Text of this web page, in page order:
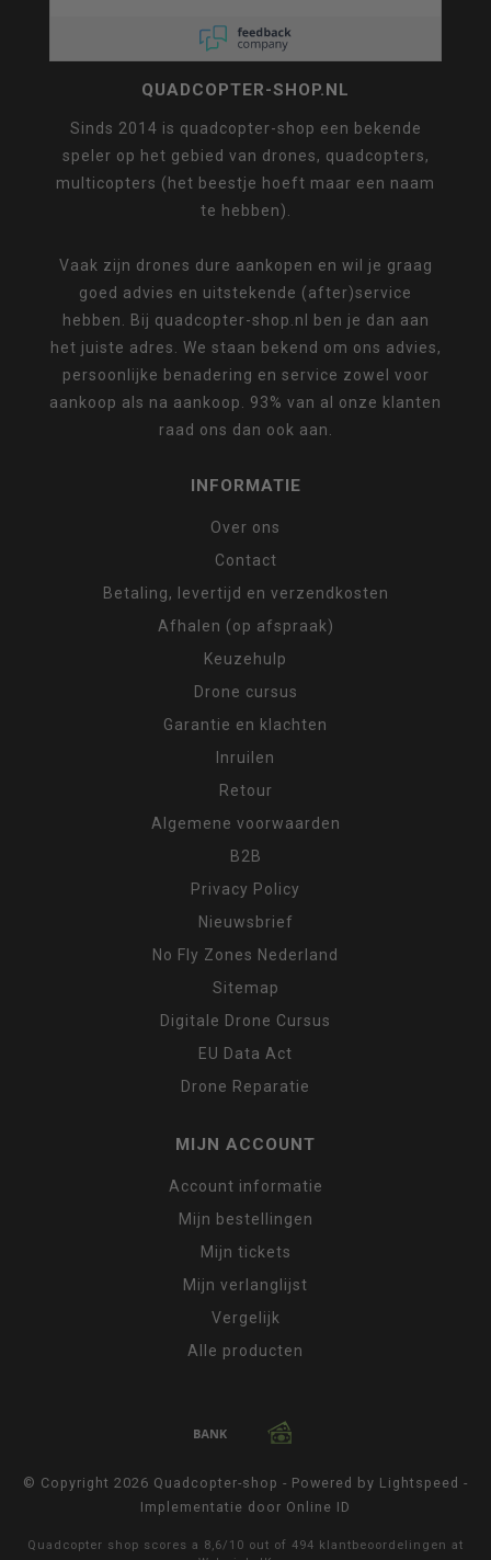
QUADCOPTER-SHOP.NL
Sinds 2014 is quadcopter-shop een bekende
speler op het gebied van drones, quadcopters,
multicopters (het beestje hoeft maar een naam
te hebben).
Vaak zijn drones dure aankopen en wil je graag
goed advies en uitstekende (after)service
hebben. Bij quadcopter-shop.nl ben je dan aan
het juiste adres. We staan bekend om ons advies,
persoonlijke benadering en service zowel voor
aankoop als na aankoop. 93% van al onze klanten
raad ons dan ook aan.
INFORMATIE
Over ons
Contact
Betaling, levertijd en verzendkosten
Afhalen (op afspraak)
Keuzehulp
Drone cursus
Garantie en klachten
Inruilen
Retour
Algemene voorwaarden
B2B
Privacy Policy
Nieuwsbrief
No Fly Zones Nederland
Sitemap
Digitale Drone Cursus
EU Data Act
Drone Reparatie
MIJN ACCOUNT
Account informatie
Mijn bestellingen
Mijn tickets
Mijn verlanglijst
Vergelijk
Alle producten
© Copyright 2026 Quadcopter-shop - Powered by Lightspeed -
Implementatie door Online ID
Quadcopter shop scores a 8,6/ 10 out of 494 klantbeoordelingen at